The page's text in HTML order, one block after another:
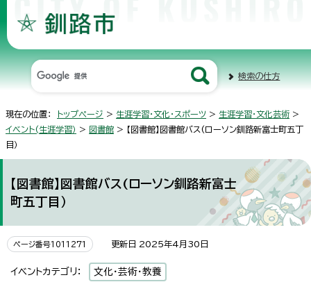
検索の仕方
現在の位置： トップページ > 生涯学習・文化・スポーツ > 生涯学習・文化芸術 >
イベント(生涯学習） > 図書館 > 【図書館】図書館バス(ローソン釧路新富士町五丁
目）
【図書館】図書館バス(ローソン釧路新富士
町五丁目）
ページ番号1011271 更新日 2025年4月30日
イベントカテゴリ： 文化・芸術・教養